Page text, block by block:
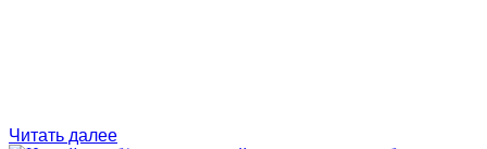
Читать далее